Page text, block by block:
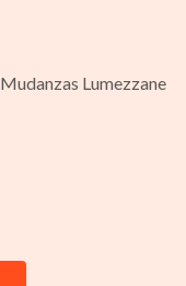
Mudanzas Lumezzane